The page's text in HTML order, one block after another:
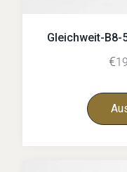
Gleichweit-B8-
€